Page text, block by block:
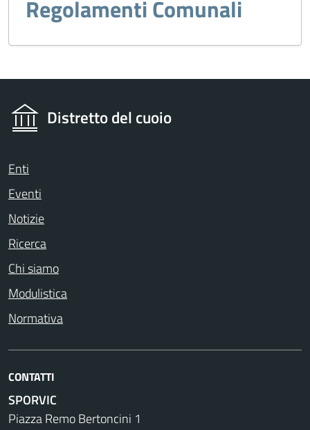
Regolamenti Comunali
Distretto del cuoio
Enti
Eventi
Notizie
Ricerca
Chi siamo
Modulistica
Normativa
CONTATTI
SPORVIC
Piazza Remo Bertoncini 1